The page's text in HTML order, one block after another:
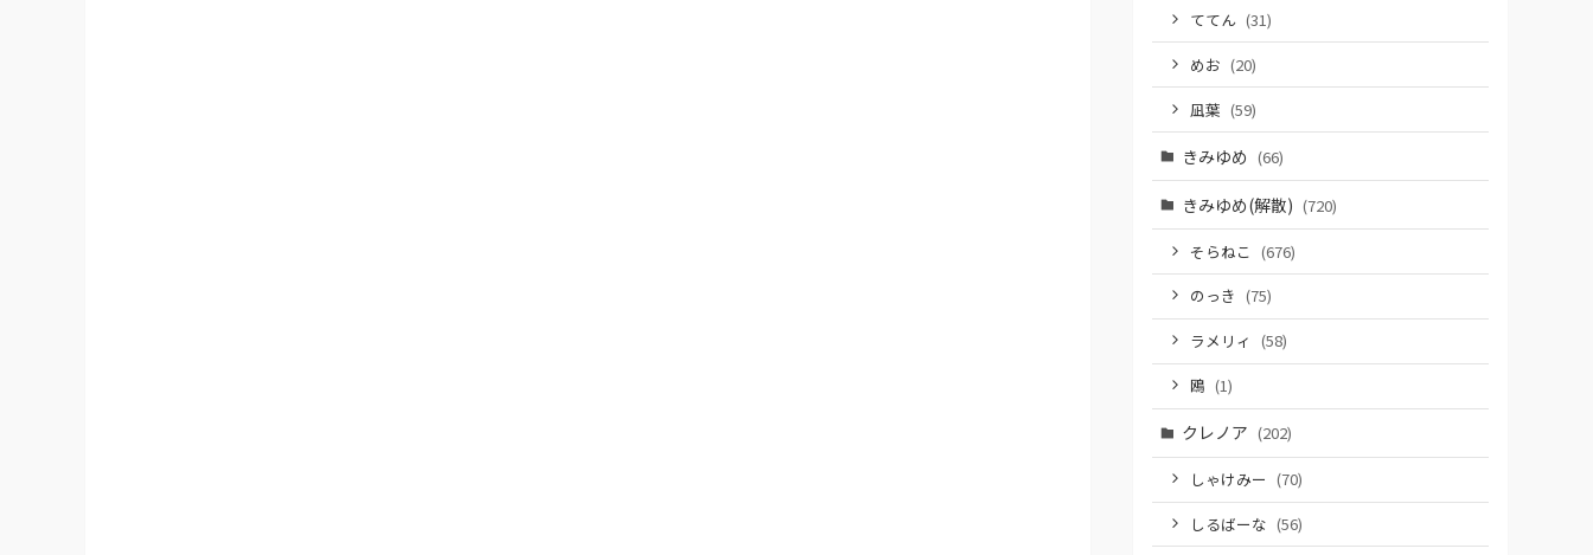
ててん (31)
めお (20)
凪葉 (59)
きみゆめ (66)
きみゆめ(解散) (720)
そらねこ (676)
のっき (75)
ラメリィ (58)
鴎 (1)
クレノア (202)
しゃけみー (70)
しるばーな (56)